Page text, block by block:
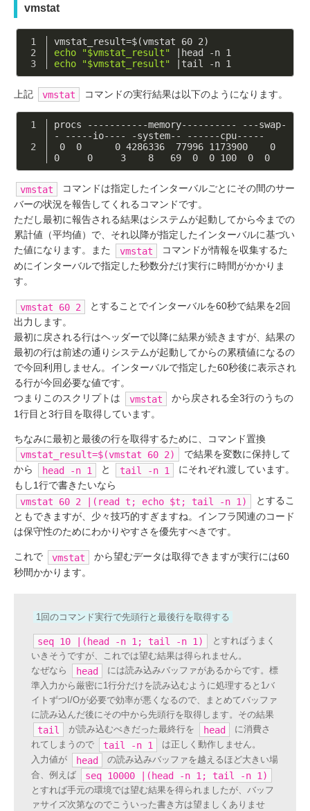
vmstat
vmstat_result=$(vmstat 60 2)
echo
"$vmstat_result" |head -n 1
echo
"$vmstat_result" |tail -n 1
上記 vmstat コマンドの実行結果は以下のようになります。
procs -----------memory---------- ---swap-
- -----io---- -system-- ------cpu-----
0     0     3    8   69  0  0 100  0  0
vmstat
コマンドは指定したインターバルごとにその間のサー
バーの状況を報告してくれるコマンドです。
ただし最初に報告される結果はシステムが起動してから今までの
累計値（平均値）で、それ以降が指定したインターバルに基づい
た値になります。また
vmstat
コマンドが情報を収集するた
めにインターバルで指定した秒数分だけ実行に時間がかかりま
す。
vmstat 60 2
とすることでインターバルを60秒で結果を2回
出力します。
最初に戻される行はヘッダーで以降に結果が続きますが、結果の
最初の行は前述の通りシステムが起動してからの累積値になるの
で今回利用しません。インターバルで指定した60秒後に表示され
る行が今回必要な値です。
つまりこのスクリプトは
vmstat
から戻される全3行のうちの
1行目と3行目を取得しています。
ちなみに最初と最後の行を取得するために、コマンド置換
vmstat_result=$(vmstat 60 2)
で結果を変数に保持して
から
head -n 1 と tail -n 1
にそれぞれ渡しています。
もし1行で書きたいなら
vmstat 60 2 |(read t; echo $t; tail -n 1)
とするこ
ともできますが、少々技巧的すぎますね。インフラ関連のコード
は保守性のためにわかりやすさを優先すべきです。
これで vmstat
から望むデータは取得できますが実行には60
秒間かかります。
1回のコマンド実行で先頭行と最後行を取得する
seq 10 |(head -n 1; tail -n 1)
とすればうまく
いきそうですが、これでは望む結果は得られません。
なぜなら
head
には読み込みバッファがあるからです。標
準入力から厳密に1行分だけを読み込むように処理すると1バ
イトずつI/Oが必要で効率が悪くなるので、まとめてバッファ
に読み込んだ後にその中から先頭行を取得します。その結果
tail が読み込むべきだった最終行を head
に消費さ
れてしまうので
tail -n 1
は正しく動作しません。
入力値が
head
の読み込みバッファを越えるほど大きい場
合、例えば
seq 10000 |(head -n 1; tail -n 1)
とすれば手元の環境では望む結果を得られましたが、バッフ
ァサイズ次第なのでこういった書き方は望ましくありませ